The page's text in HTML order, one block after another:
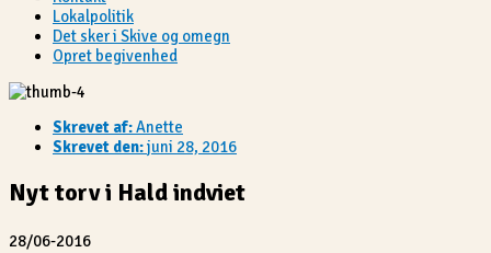
Lokalpolitik
Det sker i Skive og omegn
Opret begivenhed
Skrevet af:Anette
Skrevet den:juni 28, 2016
Nyt torv i Hald indviet
28/06-2016